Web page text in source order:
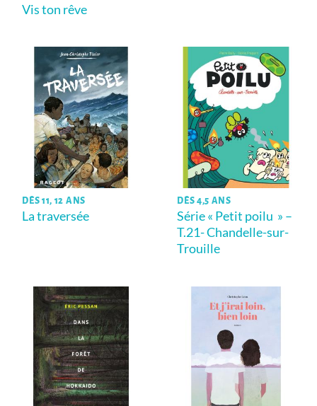
Vis ton rêve
DÈS 11, 12 ANS
La traversée
DÈS 4,5 ANS
Série « Petit poilu » –
T.21- Chandelle-sur-
Trouille